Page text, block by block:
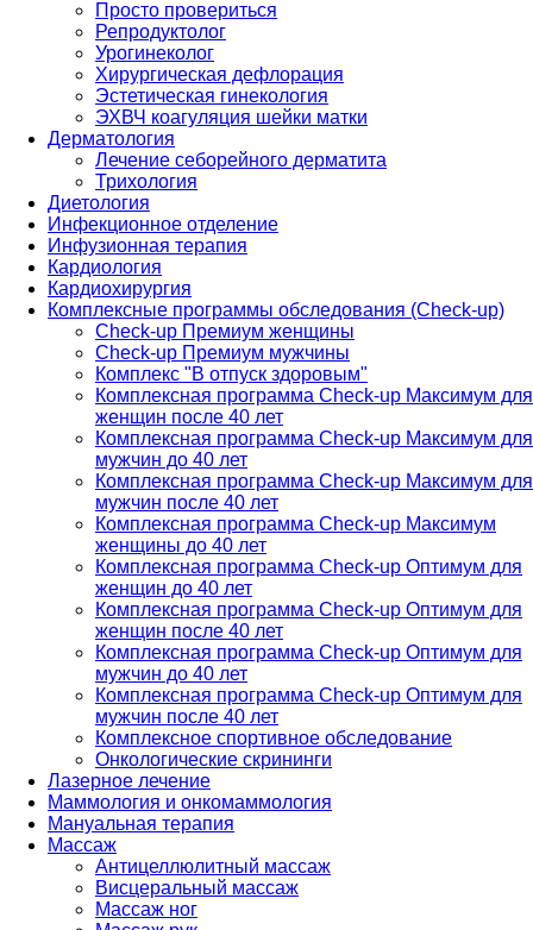
Просто провериться
Репродуктолог
Урогинеколог
Хирургическая дефлорация
Эстетическая гинекология
ЭХВЧ коагуляция шейки матки
Дерматология
Лечение себорейного дерматита
Трихология
Диетология
Инфекционное отделение
Инфузионная терапия
Кардиология
Кардиохирургия
Комплексные программы обследования (Check-up)
Check-up Премиум женщины
Check-up Премиум мужчины
Комплекс "В отпуск здоровым"
Комплексная программа Check-up Максимум для
женщин после 40 лет
Комплексная программа Check-up Максимум для
мужчин до 40 лет
Комплексная программа Check-up Максимум для
мужчин после 40 лет
Комплексная программа Check-up Максимум
женщины до 40 лет
Комплексная программа Check-up Оптимум для
женщин до 40 лет
Комплексная программа Check-up Оптимум для
женщин после 40 лет
Комплексная программа Check-up Оптимум для
мужчин до 40 лет
Комплексная программа Check-up Оптимум для
мужчин после 40 лет
Комплексное спортивное обследование
Онкологические скрининги
Лазерное лечение
Маммология и онкомаммология
Мануальная терапия
Массаж
Антицеллюлитный массаж
Висцеральный массаж
Массаж ног